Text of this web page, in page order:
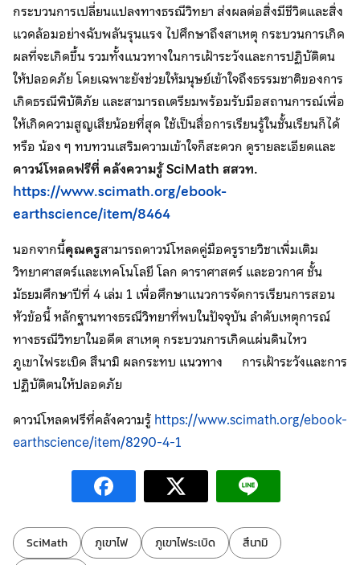
กระบวนการเปลี่ยนแปลงทางธรณีวิทยา ส่งผลต่อสิ่งมีชีวิตและสิ่ง
แวดล้อมอย่างฉับพลันรุนแรง ไปศึกษาถึงสาเหตุ กระบวนการเกิด
ผลที่จะเกิดขึ้น รวมทั้งแนวทางในการเฝ้าระวังและการปฏิบัติตน
ให้ปลอดภัย โดยเฉพาะยังช่วยให้มนุษย์เข้าใจถึงธรรมชาติของการ
เกิดธรณีพิบัติภัย และสามารถเตรียมพร้อมรับมือสถานการณ์เพื่อ
ให้เกิดความสูญเสียน้อยที่สุด ใช้เป็นสื่อการเรียนรู้ในชั้นเรียนก็ได้
หรือ น้อง ๆ ทบทวนเสริมความเข้าใจก็สะดวก ดูรายละเอียดและ
ดาวน์โหลดฟรีที่ คลังความรู้SciMathสสวท.
https://www.scimath.org/ebook-
earthscience/item/8464
นอกจากนี้คุณครูสามารถดาวน์โหลดคู่มือครูรายวิชาเพิ่มเติม
วิทยาศาสตร์และเทคโนโลยี โลก ดาราศาสตร์ และอวกาศ ชั้น
มัธยมศึกษาปีที่ 4 เล่ม 1 เพื่อศึกษาแนวการจัดการเรียนการสอน
หัวข้อนี้ หลักฐานทางธรณีวิทยาที่พบในปัจจุบัน ลำดับเหตุการณ์
ทางธรณีวิทยาในอดีต สาเหตุ กระบวนการเกิดแผ่นดินไหว
ภูเขาไฟระเบิด สึนามิ ผลกระทบ แนวทาง การเฝ้าระวังและการ
ปฏิบัติตนให้ปลอดภัย
ดาวน์โหลดฟรีที่คลังความรู้https://www.scimath.org/ebook-
earthscience/item/8290-4-1
ป้ายกำกับ:
SciMath ภูเขาไฟ ภูเขาไฟระเบิด
สึนามิ